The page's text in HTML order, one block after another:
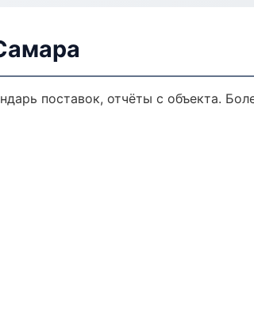
поставок, отчёты с объекта.